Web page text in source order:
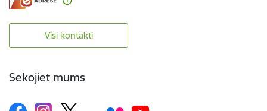
Visi kontakti
Sekojiet mums